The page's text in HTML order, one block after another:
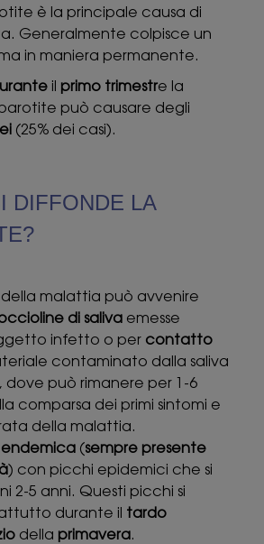
è la principale causa di
Generalmente colpisce un
in maniera permanente.
il primo trimestre la
può causare degli
(25% dei casi).
DIFFONDE LA
della malattia può avvenire
di saliva emesse
infetto o per contatto
contaminato dalla saliva
dove può rimanere per 1-6
comparsa dei primi sintomi e
della malattia.
endemica (sempre presente
) con picchi epidemici che si
2-5 anni. Questi picchi si
durante il tardo
della primavera.